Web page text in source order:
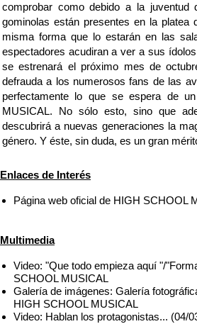
comprobar como debido a la
gominolas están presentes en la
misma forma que lo estarán en las
espectadores acudiran a ver a sus
se estrenará el próximo mes de
defrauda a los numerosos fans de las
perfectamente lo que se espera de
MUSICAL. No sólo esto, sino que
descubrirá a nuevas generaciones la
género. Y éste, sin duda, es un gran
Enlaces de Interés
Página web oficial de HIGH SCHOOL
Multimedia
Video: "Que todo empieza aquí "/
SCHOOL MUSICAL
Galería de imágenes: Galería
HIGH SCHOOL MUSICAL
Video: Hablan los protagonistas... (04/